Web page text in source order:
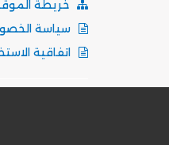
خريطة
سياسة
اتفاقية